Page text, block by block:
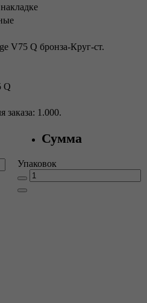
V75 Q бронза-Круг-ст.
Q
заказа: 1.000.
Сумма
Упаковок